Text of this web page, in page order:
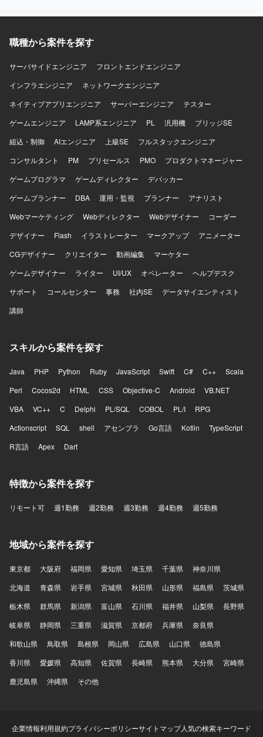
JavaScript（React）、PHP（Laravel）、Python、Perl
MySQL、PostgreSQL Linux／Unix AWS、Azure Git
職種から案件を探す
サーバサイドエンジニア
フロントエンドエンジニア
インフラエンジニア
ネットワークエンジニア
ネイティブアプリエンジニア
サーバーエンジニア
テスター
ゲームエンジニア
LAMP系エンジニア PL 汎用機
ブリッジSE
組込・制御
AIエンジニア 上級SE
フルスタックエンジニア
コンサルタント
PM プリセールス PMO
プロダクトマネージャー
ゲームプログラマ
ゲームディレクター
デバッカー
ゲームプランナー
DBA 運用・監視 プランナー
アナリスト
Webマーケティング
Webディレクター Webデザイナー
コーダー
デザイナー
Flash イラストレーター マークアップ
アニメーター
CGデザイナー
クリエイター 動画編集
マーケター
ゲームデザイナー
ライター UI/UX オペレーター
ヘルプデスク
サポート
コールセンター 事務 社内SE
データサイエンティスト
講師
スキルから案件を探す
Java PHP Python Ruby JavaScript Swift C# C++
Scala
Perl
Cocos2d HTML CSS Objective-C Android
VB.NET
VBA
VC++ C Delphi PL/SQL COBOL PL/I
RPG
Actionscript
SQL shell アセンブラ Go言語 Kotlin
TypeScript
R言語
Apex Dart
特徴から案件を探す
リモート可 週1勤務 週2勤務 週3勤務 週4勤務 週5勤務
地域から案件を探す
東京都 大阪府 福岡県 愛知県 埼玉県 千葉県
神奈川県
北海道
青森県 岩手県 宮城県 秋田県 山形県 福島県
茨城県
栃木県
群馬県 新潟県 富山県 石川県 福井県 山梨県
長野県
岐阜県
静岡県 三重県 滋賀県 京都府 兵庫県
奈良県
和歌山県
鳥取県 島根県 岡山県 広島県 山口県
徳島県
香川県
愛媛県 高知県 佐賀県 長崎県 熊本県 大分県
宮崎県
鹿児島県
沖縄県 その他
企業情報利用規約プライバシーポリシーサイトマップ人気の検索キーワード